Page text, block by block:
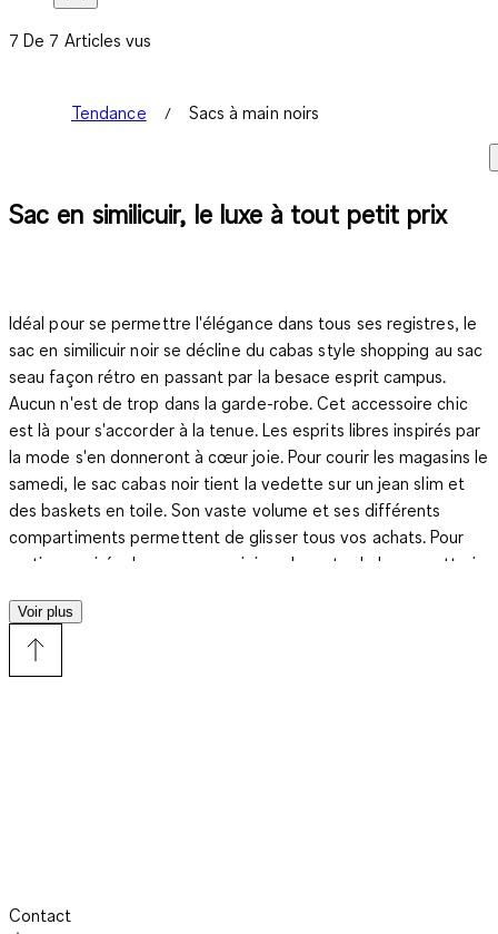
7 De 7 Articles vus
Tendance Sacs à main noirs
Sac en similicuir, le luxe à tout petit prix
Idéal pour se permettre l'élégance dans tous ses registres, le
sac en similicuir noir se décline du cabas style shopping au sac
seau façon rétro en passant par la besace esprit campus.
Aucun n'est de trop dans la garde-robe. Cet accessoire chic
est là pour s'accorder à la tenue. Les esprits libres inspirés par
la mode s'en donneront à cœur joie. Pour courir les magasins le
samedi, le sac cabas noir tient la vedette sur un jean slim et
des baskets en toile. Son vaste volume et ses différents
compartiments permettent de glisser tous vos achats. Pour
sortir en soirée, le sac seau noir joue la carte de la coquetterie
fourrer portefeuille, rouge à lèvres, téléphone et clés dans un
joyeux pêle-mêle tout féminin. Et pour assurer la réunion
Voir plus
Contact